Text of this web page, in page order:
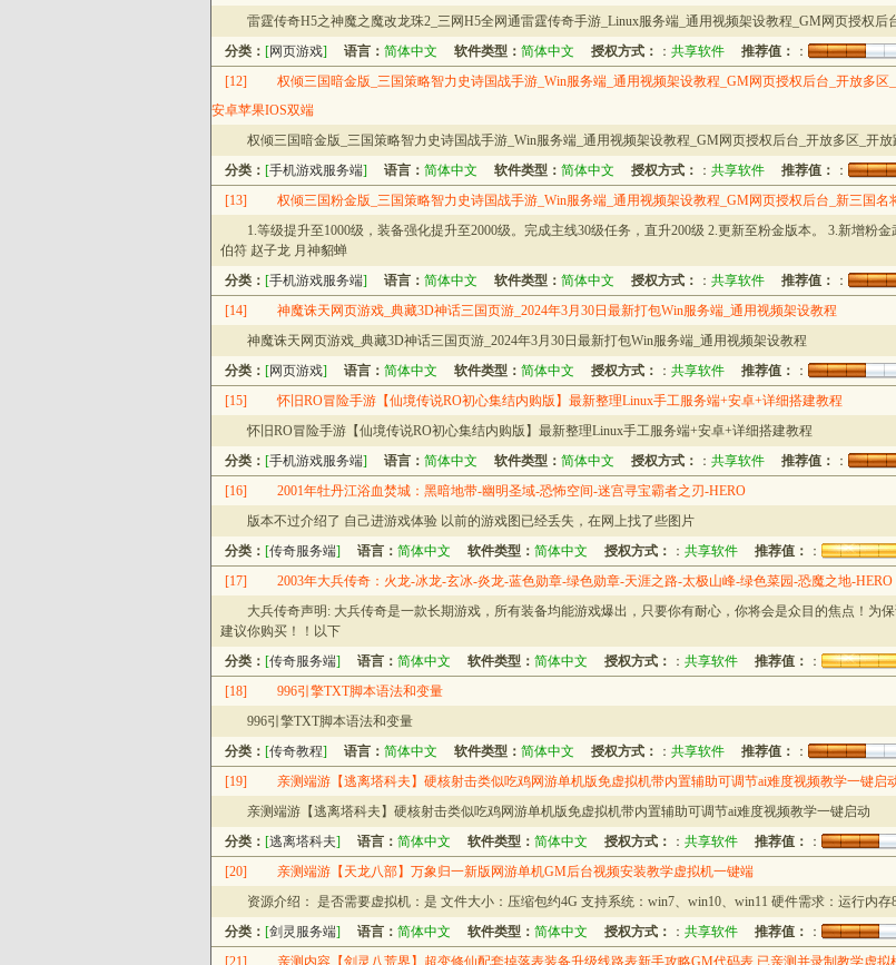
雷霆传奇H5之神魔之魔改龙珠2_三网H5全网通雷霆传奇手游_Linux服务端_通用视频架设教程_GM网页授权后
分类： [网页游戏] 语言： 简体中文 软件类型： 简体中文 授权方式： ： 共享软件 推荐值：
：
[12]
权倾三国暗金版_三国策略智力史诗国战手游_Win服务端_通用视频架设教程_GM网页授权后台_开放多区_
安卓苹果IOS双端
权倾三国暗金版_三国策略智力史诗国战手游_Win服务端_通用视频架设教程_GM网页授权后台_开放多区_开
分类： [手机游戏服务端] 语言： 简体中文 软件类型： 简体中文 授权方式： ： 共享软件 推荐值：
：
[13]
权倾三国粉金版_三国策略智力史诗国战手游_Win服务端_通用视频架设教程_GM网页授权后台_新三国名
1.等级提升至1000级，装备强化提升至2000级。完成主线30级任务，直升200级 2.更新至粉金版本。 3.新增粉
伯符 赵子龙 月神貂蝉
分类： [手机游戏服务端] 语言： 简体中文 软件类型： 简体中文 授权方式： ： 共享软件 推荐值：
：
[14]
神魔诛天网页游戏_典藏3D神话三国页游_2024年3月30日最新打包Win服务端_通用视频架设教程
神魔诛天网页游戏_典藏3D神话三国页游_2024年3月30日最新打包Win服务端_通用视频架设教程
分类： [网页游戏] 语言： 简体中文 软件类型： 简体中文 授权方式： ： 共享软件 推荐值：
：
[15]
怀旧RO冒险手游【仙境传说RO初心集结内购版】最新整理Linux手工服务端+安卓+详细搭建教程
怀旧RO冒险手游【仙境传说RO初心集结内购版】最新整理Linux手工服务端+安卓+详细搭建教程
分类： [手机游戏服务端] 语言： 简体中文 软件类型： 简体中文 授权方式： ： 共享软件 推荐值：
：
[16]
2001年牡丹江浴血焚城：黑暗地带-幽明圣域-恐怖空间-迷宫寻宝霸者之刃-HERO
版本不过介绍了 自己进游戏体验 以前的游戏图已经丢失，在网上找了些图片
分类： [传奇服务端] 语言： 简体中文 软件类型： 简体中文 授权方式： ： 共享软件 推荐值：
：
[17]
2003年大兵传奇：火龙-冰龙-玄冰-炎龙-蓝色勋章-绿色勋章-天涯之路-太极山峰-绿色菜园-恐魔之地-HERO
大兵传奇声明: 大兵传奇是一款长期游戏，所有装备均能游戏爆出，只要你有耐心，你将会是众目的焦点！为
建议你购买！！以下
分类： [传奇服务端] 语言： 简体中文 软件类型： 简体中文 授权方式： ： 共享软件 推荐值：
：
[18]
996引擎TXT脚本语法和变量
996引擎TXT脚本语法和变量
分类： [传奇教程] 语言： 简体中文 软件类型： 简体中文 授权方式： ： 共享软件 推荐值：
：
[19]
亲测端游【逃离塔科夫】硬核射击类似吃鸡网游单机版免虚拟机带内置辅助可调节ai难度视频教学一键启
亲测端游【逃离塔科夫】硬核射击类似吃鸡网游单机版免虚拟机带内置辅助可调节ai难度视频教学一键启动
分类： [逃离塔科夫] 语言： 简体中文 软件类型： 简体中文 授权方式： ： 共享软件 推荐值：
：
[20]
亲测端游【天龙八部】万象归一新版网游单机GM后台视频安装教学虚拟机一键端
资源介绍： 是否需要虚拟机：是 文件大小：压缩包约4G 支持系统：win7、win10、win11 硬件需求：运行内存
分类： [剑灵服务端] 语言： 简体中文 软件类型： 简体中文 授权方式： ： 共享软件 推荐值：
：
[21] 亲测内容【剑灵八荒界】超变修仙配套掉落表装备升级线路表新手攻略GM代码表 已亲测并录制教学虚拟